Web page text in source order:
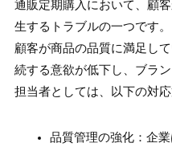
通販定期購入において、顧
生するトラブルの一つです。
顧客が商品の品質に満足し
続する意欲が低下し、ブラ
担当者としては、以下の対
品質管理の強化：企